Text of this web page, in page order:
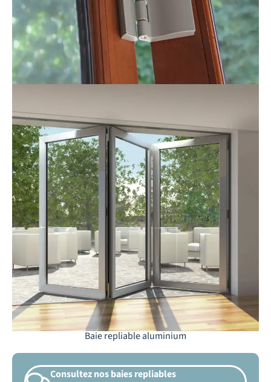
Baie repliable aluminium
Consultez nos baies repliables